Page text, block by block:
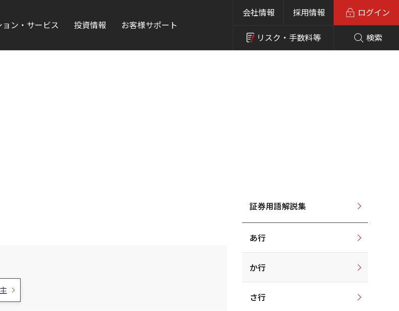
ン・サービス 投資情報 お客様サポート
会社情報 採用情報
リスク・ 手数料等 検索
ログイン
証券用語解説集
あ行
か行
さ行